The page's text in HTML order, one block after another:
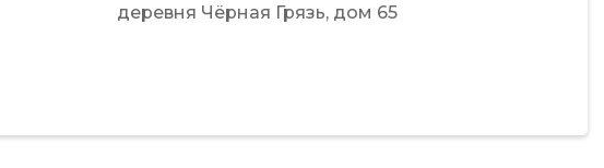
деревня Чёрная Грязь, дом 65